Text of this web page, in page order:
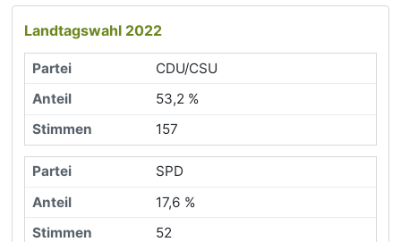
Landtagswahl 2022
CDU/CSU
53,2 %
157
SPD
17,6 %
52